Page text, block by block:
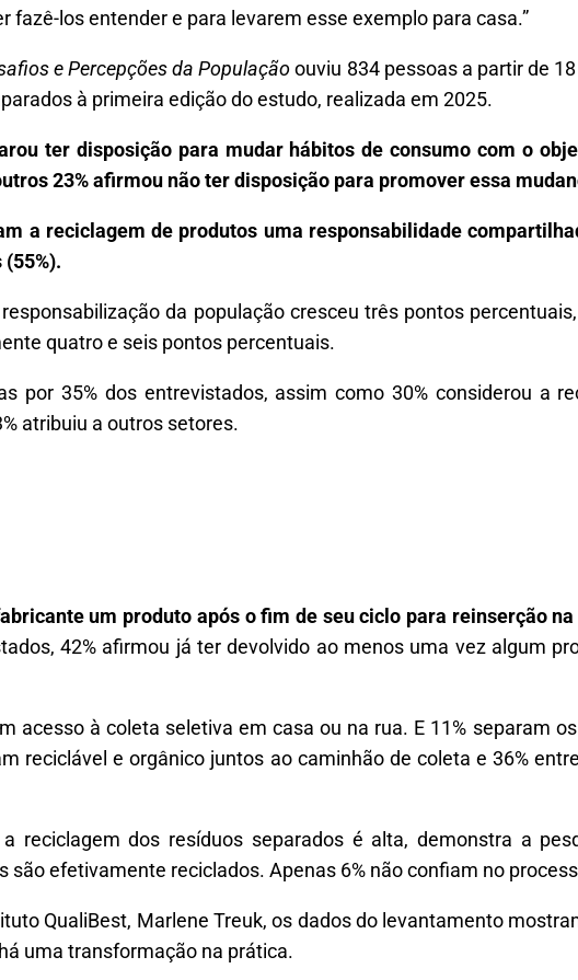
fazê-los entender e para levarem esse exemplo para casa.”
e Percepções da Populaçãoouviu 834 pessoas a partir de
à primeira edição do estudo, realizada em 2025.
ter disposição para mudar hábitos de consumo com o
23% afirmou não ter disposição para promover essa
a reciclagem de produtos uma responsabilidade
da população cresceu três pontos
quatro e seis pontos percentuais.
por 35% dos entrevistados, assim como 30% considerou a
atribuiu a outros setores.
um produto após o fim de seu ciclo para reinserção
42% afirmou já ter devolvido ao menos uma vez algum
acesso à coleta seletiva em casa ou na rua. E 11% separam
reciclável e orgânico juntos ao caminhão de coleta e 36%
reciclagem dos resíduos separados é alta, demonstra a
são efetivamente reciclados. Apenas 6% não confiam no
QualiBest, Marlene Treuk, os dados do levantamento
uma transformação na prática.